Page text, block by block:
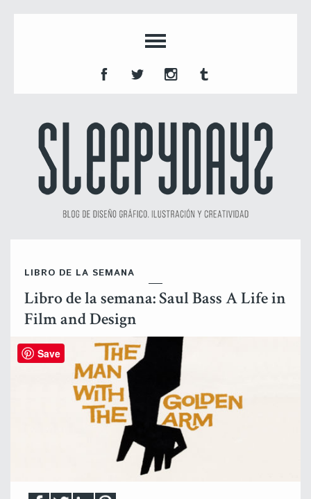
LIBRO DE LA SEMANA
Libro de la semana: Saul Bass A Life in
Film and Design
Save